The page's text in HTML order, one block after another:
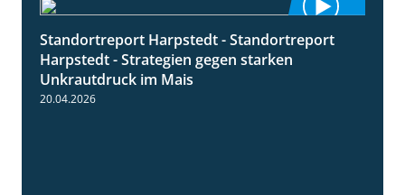
9:11
Standortreport Harpstedt - Standortreport
Harpstedt - Strategien gegen starken
Unkrautdruck im Mais
20.04.2026